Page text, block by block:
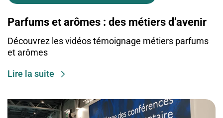
Parfums et arômes : des métiers d’avenir
Découvrez les vidéos témoignage métiers parfums
et arômes
Lire la suite